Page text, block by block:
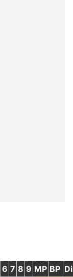
6 7 8 9 MP BP